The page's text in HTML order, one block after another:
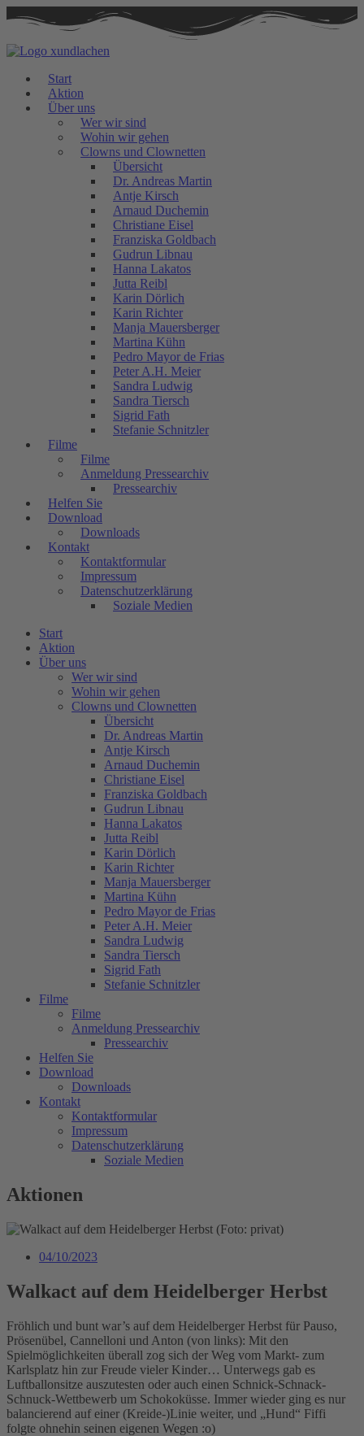
Inhalt
springen
Start
Aktion
Über uns
Wer wir sind
Wohin wir gehen
Clowns und Clownetten
Übersicht
Dr. Andreas Martin
Antje Kirsch
Arnaud Duchemin
Christiane Eisel
Franziska Goldbach
Gudrun Libnau
Hanna Lakatos
Jutta Reibl
Karin Dörlich
Karin Richter
Manja Mauersberger
Martina Kühn
Pedro Mayor de Frias
Peter A.H. Meier
Sandra Ludwig
Sandra Tiersch
Sigrid Fath
Stefanie Schnitzler
Filme
Filme
Anmeldung Pressearchiv
Pressearchiv
Helfen Sie
Download
Downloads
Kontakt
Kontaktformular
Impressum
Datenschutzerklärung
Soziale Medien
Start
Aktion
Über uns
Wer wir sind
Wohin wir gehen
Clowns und Clownetten
Übersicht
Dr. Andreas Martin
Antje Kirsch
Arnaud Duchemin
Christiane Eisel
Franziska Goldbach
Gudrun Libnau
Hanna Lakatos
Jutta Reibl
Karin Dörlich
Karin Richter
Manja Mauersberger
Martina Kühn
Pedro Mayor de Frias
Peter A.H. Meier
Sandra Ludwig
Sandra Tiersch
Sigrid Fath
Stefanie Schnitzler
Filme
Filme
Anmeldung Pressearchiv
Pressearchiv
Helfen Sie
Download
Downloads
Kontakt
Kontaktformular
Impressum
Datenschutzerklärung
Soziale Medien
Aktionen
04/10/2023
Walkact auf dem Heidelberger Herbst
Fröhlich und bunt war’s auf dem Heidelberger Herbst für Pauso,
Prösenübel, Cannelloni und Anton (von links): Mit den
Spielmöglichkeiten überall zog sich der Weg vom Markt- zum
Karlsplatz hin zur Freude vieler Kinder… Unterwegs gab es
Luftballonsitze auszutesten oder auch einen Schnick-Schnack-
Schnuck-Wettbewerb um Schokoküsse. Immer wieder ging es nur
balancierend auf einer (Kreide-)Linie weiter, und „Hund“ Fiffi
folgte ohnehin seinen eigenen Wegen :o)